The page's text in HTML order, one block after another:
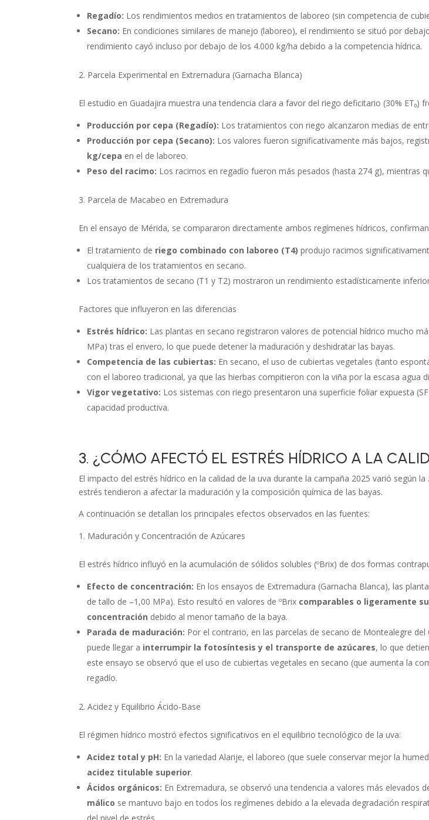
Regadío: Los rendimientos medios en tratamientos de laboreo (sin competencia de
Secano: En condiciones similares de manejo (laboreo), el rendimiento se situó por
rendimiento cayó incluso por debajo de los 4.000 kg/ha debido a la competencia hídrica.
Parcela Experimental en Extremadura (Garnacha Blanca)
El estudio en Guadajira muestra una tendencia clara a favor del riego deficitario (30% ET₀)
Producción por cepa (Regadío): Los tratamientos con riego alcanzaron medias de
Producción por cepa (Secano): Los valores fueron significativamente más bajos,
kg/cepa en el de laboreo.
Peso del racimo: Los racimos en regadío fueron más pesados (hasta 274 g), mientras
Parcela de Macabeo en Extremadura
En el ensayo de Mérida, se compararon directamente ambos regímenes hídricos,
El tratamiento de riego combinado con laboreo (T4) produjo racimos
cualquiera de los tratamientos en secano.
Los tratamientos de secano (T1 y T2) mostraron un rendimiento estadísticamente
Factores que influyeron en las diferencias
Estrés hídrico: Las plantas en secano registraron valores de potencial hídrico mucho
MPa) tras el envero, lo que puede detener la maduración y deshidratar las bayas.
Competencia de las cubiertas: En secano, el uso de cubiertas vegetales (tanto
con el laboreo tradicional, ya que las hierbas compitieron con la viña por la escasa agua
Vigor vegetativo: Los sistemas con riego presentaron una superficie foliar expuesta
capacidad productiva.
3. ¿CÓMO AFECTÓ EL ESTRÉS HÍDRICO A LA
El impacto del estrés hídrico en la calidad de la uva durante la campaña 2025 varió según
estrés tendieron a afectar la maduración y la composición química de las bayas.
A continuación se detallan los principales efectos observados en las fuentes:
Maduración y Concentración de Azúcares
El estrés hídrico influyó en la acumulación de sólidos solubles (ºBrix) de dos formas
Efecto de concentración: En los ensayos de Extremadura (Garnacha Blanca), las
de tallo de –1,00 MPa). Esto resultó en valores de ºBrix comparables o ligeramente
concentración debido al menor tamaño de la baya.
Parada de maduración: Por el contrario, en las parcelas de secano de Montealegre
puede llegar a interrumpir la fotosíntesis y el transporte de azúcares, lo que
este ensayo se observó que el uso de cubiertas vegetales en secano (que aumenta la
regadío.
Acidez y Equilibrio Ácido-Base
El régimen hídrico mostró efectos significativos en el equilibrio tecnológico de la uva:
Acidez total y pH: En la variedad Alarije, el laboreo (que suele conservar mejor la
acidez titulable superior.
Ácidos orgánicos: En Extremadura, se observó una tendencia a valores más elevados
málico se mantuvo bajo en todos los regímenes debido a la elevada degradación